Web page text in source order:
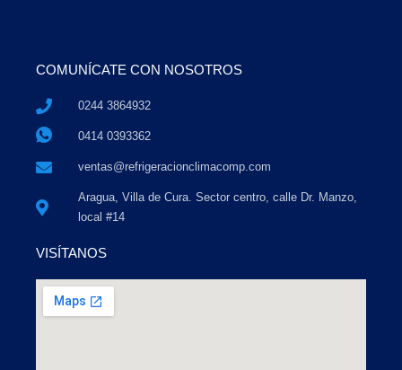
COMUNÍCATE CON NOSOTROS
0244 3864932
0414 0393362
ventas@refrigeracionclimacomp.com
Aragua, Villa de Cura. Sector centro, calle Dr. Manzo,
local #14
VISÍTANOS